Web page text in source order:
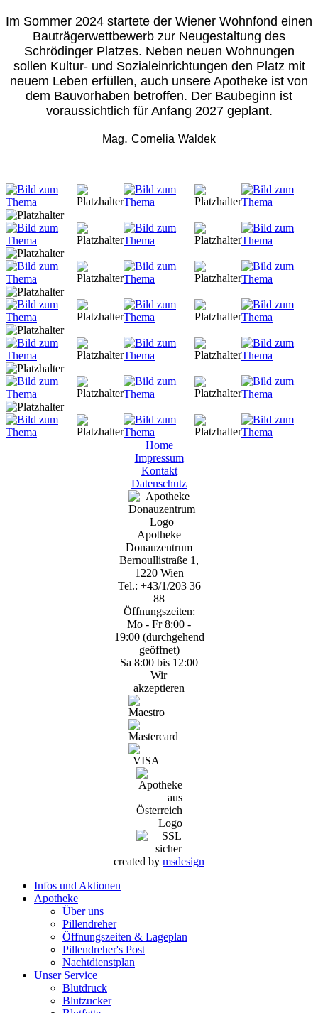
Im Sommer 2024 startete der Wiener Wohnfond einen
Bauträgerwettbewerb zur Neugestaltung des
Schrödinger Platzes. Neben neuen Wohnungen
sollen Kultur- und Sozialeinrichtungen den Platz mit
neuem Leben erfüllen, auch unsere Apotheke ist von
dem Bauvorhaben betroffen. Der Baubeginn ist
voraussichtlich für Anfang 2027 geplant.
Mag. Cornelia Waldek
Home
Impressum
Kontakt
Datenschutz
Apotheke
Donauzentrum
Bernoullistraße 1,
1220 Wien
Tel.: +43/1/203 36
88
Öffnungszeiten:
Mo - Fr 8:00 -
19:00 (durchgehend
geöffnet)
Sa 8:00 bis 12:00
Wir
akzeptieren
created by msdesign
Infos und Aktionen
Apotheke
Über uns
Pillendreher
Öffnungszeiten & Lageplan
Pillendreher's Post
Nachtdienstplan
Unser Service
Blutdruck
Blutzucker